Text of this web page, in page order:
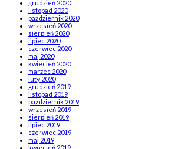
grudzień 2020
listopad 2020
październik 2020
wrzesień 2020
sierpień 2020
lipiec 2020
czerwiec 2020
maj 2020
kwiecień 2020
marzec 2020
luty 2020
grudzień 2019
listopad 2019
październik 2019
wrzesień 2019
sierpień 2019
lipiec 2019
czerwiec 2019
maj 2019